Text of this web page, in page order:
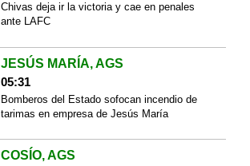
Chivas deja ir la victoria y cae en penales
ante LAFC
JESÚS MARÍA, AGS
05:31
Bomberos del Estado sofocan incendio de
tarimas en empresa de Jesús María
COSÍO, AGS